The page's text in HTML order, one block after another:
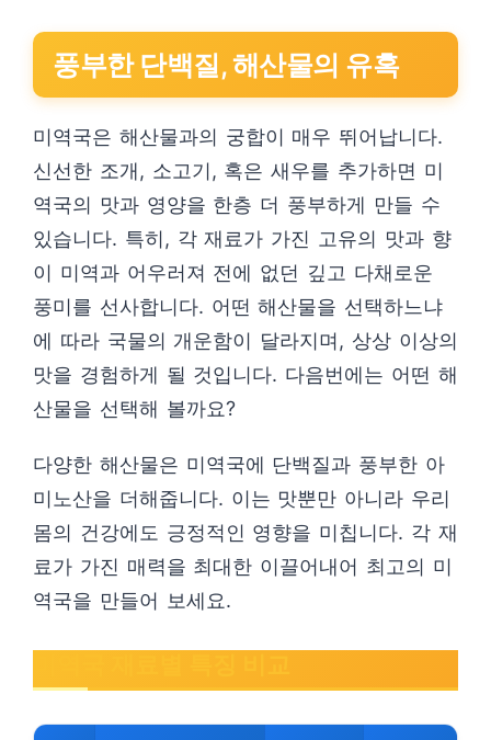
풍부한 단백질, 해산물의 유혹
미역국은 해산물과의 궁합이 매우 뛰어납니다.
신선한 조개, 소고기, 혹은 새우를 추가하면 미
역국의 맛과 영양을 한층 더 풍부하게 만들 수
있습니다. 특히, 각 재료가 가진 고유의 맛과 향
이 미역과 어우러져 전에 없던 깊고 다채로운
풍미를 선사합니다. 어떤 해산물을 선택하느냐
에 따라 국물의 개운함이 달라지며, 상상 이상의
맛을 경험하게 될 것입니다. 다음번에는 어떤 해
산물을 선택해 볼까요?
다양한 해산물은 미역국에 단백질과 풍부한 아
미노산을 더해줍니다. 이는 맛뿐만 아니라 우리
몸의 건강에도 긍정적인 영향을 미칩니다. 각 재
료가 가진 매력을 최대한 이끌어내어 최고의 미
역국을 만들어 보세요.